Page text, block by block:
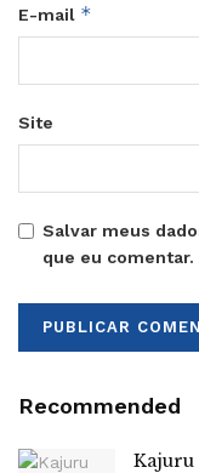
E-mail *
Site
Salvar meus
que eu comentar.
Recommended
Kajuru